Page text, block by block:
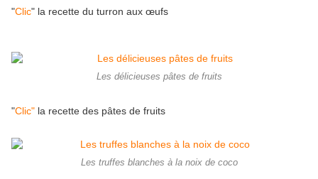
"Clic" la recette du turron aux œufs
Les délicieuses pâtes de fruits
"Clic" la recette des pâtes de fruits
Les truffes blanches à la noix de coco